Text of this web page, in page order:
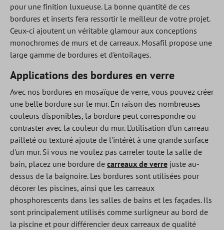
pour une finition luxueuse. La bonne quantité de ces
bordures et inserts fera ressortir le meilleur de votre projet.
Ceux-ci ajoutent un véritable glamour aux conceptions
monochromes de murs et de carreaux. Mosafil propose une
large gamme de bordures et d'entoilages.
Applications des bordures en verre
Avec nos bordures en mosaïque de verre, vous pouvez créer
une belle bordure sur le mur. En raison des nombreuses
couleurs disponibles, la bordure peut correspondre ou
contraster avec la couleur du mur. L'utilisation d'un carreau
pailleté ou texturé ajoute de l'intérêt à une grande surface
d'un mur. Si vous ne voulez pas carreler toute la salle de
bain, placez une bordure de carreaux de verre juste au-
dessus de la baignoire. Les bordures sont utilisées pour
décorer les piscines, ainsi que les carreaux
phosphorescents dans les salles de bains et les façades. Ils
sont principalement utilisés comme surligneur au bord de
la piscine et pour différencier deux carreaux de qualité